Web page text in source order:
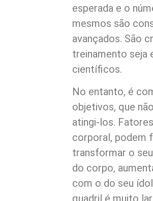
esperada e o
mesmos são
avançados. São
treinamento seja
científicos.
No entanto, é
objetivos, que
atingi-los.
corporal, podem
transformar o
do corpo,
com o do seu